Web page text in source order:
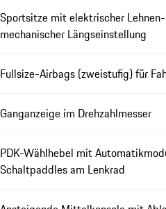
Sportsitze mit elektrischer
mechanischer Längseinstellung
Fullsize-Airbags (zweistufig) für
Ganganzeige im Drehzahlmesser
PDK-Wählhebel mit
Schaltpaddles am Lenkrad